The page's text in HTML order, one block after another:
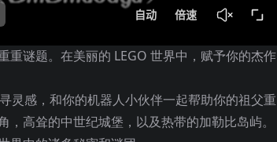
谜题。在美丽的 LEGO 世界中，赋予你的杰作
灵感，和你的机器人小伙伴一起帮助你的祖父重
高耸的中世纪城堡，以及热带的加勒比岛屿。